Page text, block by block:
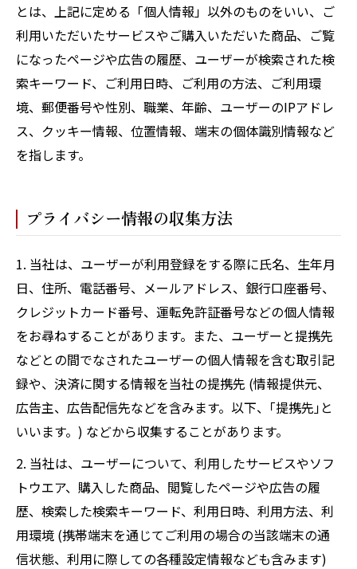
とは、上記に定める「個人情報」以外のものをいい、ご
利用いただいたサービスやご購入いただいた商品、ご覧
になったページや広告の履歴、ユーザーが検索された検
索キーワード、ご利用日時、ご利用の方法、ご利用環
境、郵便番号や性別、職業、年齢、ユーザーのIPアドレ
ス、クッキー情報、位置情報、端末の個体識別情報など
を指します。
プライバシー情報の収集方法
1. 当社は、ユーザーが利用登録をする際に氏名、生年月
日、住所、電話番号、メールアドレス、銀行口座番号、
クレジットカード番号、運転免許証番号などの個人情報
をお尋ねすることがあります。また、ユーザーと提携先
などとの間でなされたユーザーの個人情報を含む取引記
録や、決済に関する情報を当社の提携先 (情報提供元、
広告主、広告配信先などを含みます。以下、｢提携先｣と
いいます。) などから収集することがあります。
2. 当社は、ユーザーについて、利用したサービスやソフ
トウエア、購入した商品、閲覧したページや広告の履
歴、検索した検索キーワード、利用日時、利用方法、利
用環境 (携帯端末を通じてご利用の場合の当該端末の通
信状態、利用に際しての各種設定情報なども含みます)